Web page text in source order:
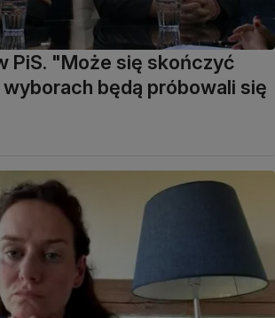
PiS. "Może się skończyć
będą próbowali się